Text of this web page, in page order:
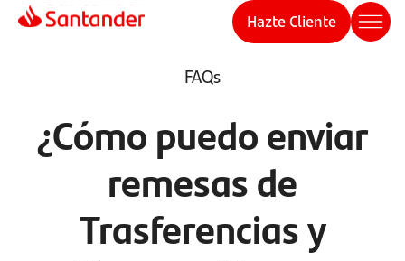
Hazte Cliente
FAQs
¿Cómo puedo enviar
remesas de
Trasferencias y